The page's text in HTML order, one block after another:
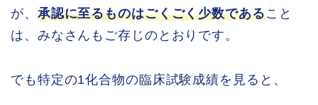
が、 承認に至るものはごくごく少数であること
は、みなさんもご存じのとおりです。
でも特定の1化合物の臨床試験成績を見ると、